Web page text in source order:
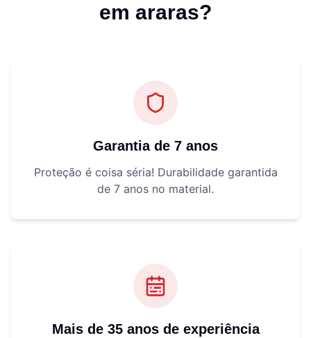
em araras?
Garantia de 7 anos
Proteção é coisa séria! Durabilidade garantida
de 7 anos no material.
Mais de 35 anos de experiência